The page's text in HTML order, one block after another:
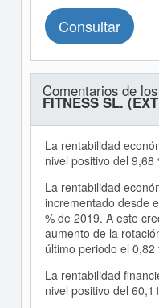
Consultar
Comentarios de
FITNESS SL.
La rentabilidad
nivel positivo del 9,68
La rentabilidad
incrementado desde
% de 2019. A este
aumento de la
último periodo el
La rentabilidad
nivel positivo del